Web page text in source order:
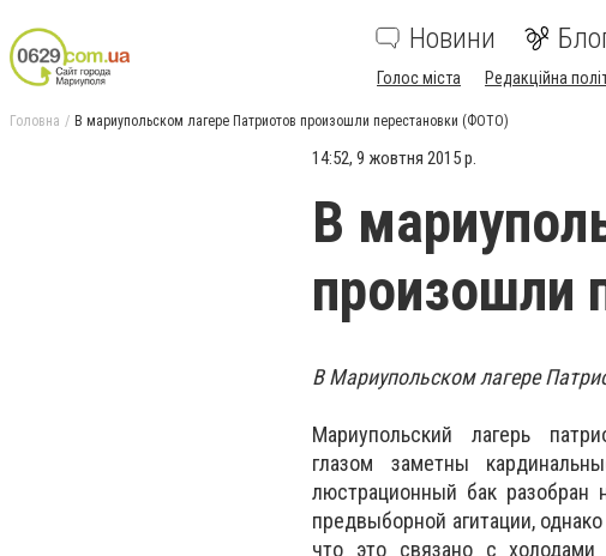
Новини
Голос міста Редакційна
Головна В мариупольском лагере Патриотов произошли перестановки (ФОТО)
14:52, 9 жовтня 2015 р.
В
произошли
В Мариупольском лагере
Мариупольский лагерь
глазом заметны
люстрационный бак разобран
предвыборной агитации,
что это связано с